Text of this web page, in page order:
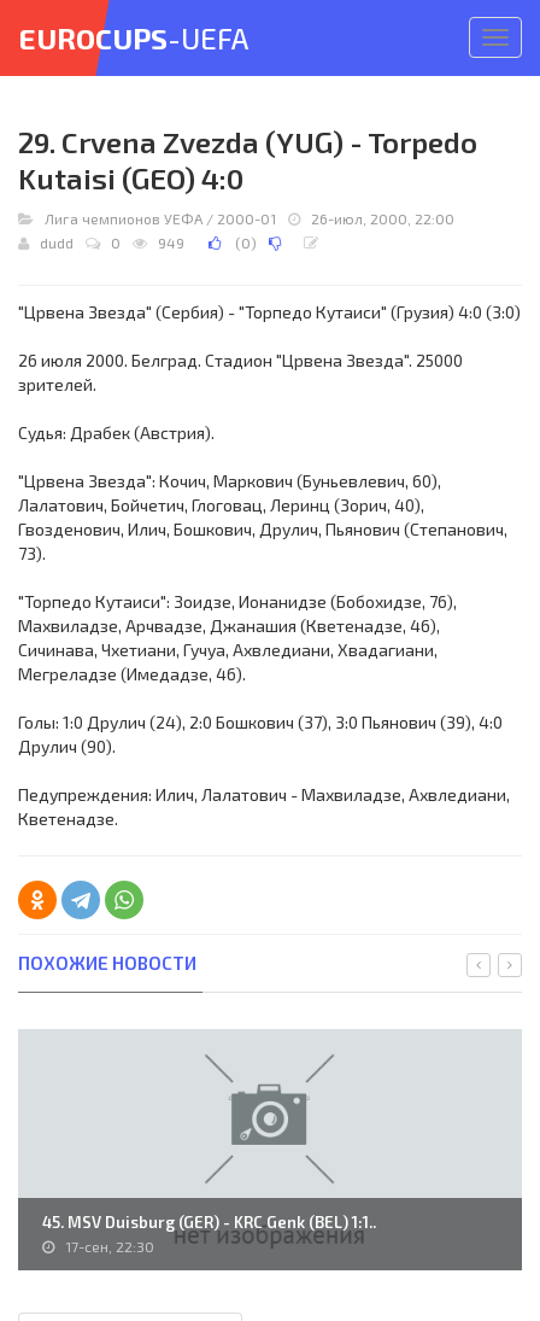
меню
EUROCUPS-UEFA
29. Crvena Zvezda (YUG) - Torpedo
Kutaisi (GEO) 4:0
Лига чемпионов УЕФА / 2000-01
26-июл, 2000, 22:00
dudd
0 949 (0)
"Црвена Звезда" (Сербия) - "Торпедо Кутаиси" (Грузия) 4:0 (3:0)
26 июля 2000. Белград. Стадион "Црвена Звезда". 25000
зрителей.
Судья: Драбек (Австрия).
"Црвена Звезда": Кочич, Маркович (Буньевлевич, 60),
Лалатович, Бойчетич, Глоговац, Леринц (Зорич, 40),
Гвозденович, Илич, Бошкович, Друлич, Пьянович (Степанович,
73).
"Торпедо Кутаиси": Зоидзе, Ионанидзе (Бобохидзе, 76),
Махвиладзе, Арчвадзе, Джанашия (Кветенадзе, 46),
Сичинава, Чхетиани, Гучуа, Ахвледиани, Хвадагиани,
Мегреладзе (Имедадзе, 46).
Голы: 1:0 Друлич (24), 2:0 Бошкович (37), 3:0 Пьянович (39), 4:0
Друлич (90).
Педупреждения: Илич, Лалатович - Махвиладзе, Ахвледиани,
Кветенадзе.
ПОХОЖИЕ НОВОСТИ
45. MSV Duisburg (GER) - KRC Genk (BEL) 1:1..
17-сен, 22:30